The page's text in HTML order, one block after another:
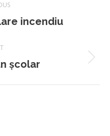
incendiu
școlar